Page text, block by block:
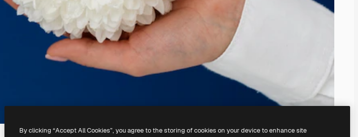
By clicking “Accept All Cookies”, you agree to the storing of cookies on your device to enhance site